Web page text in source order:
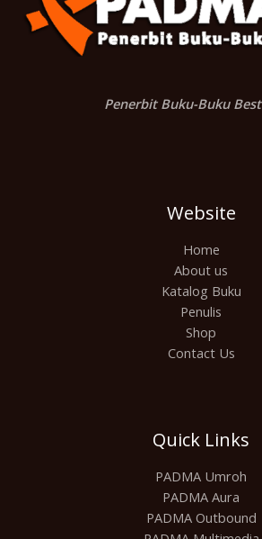
Penerbit Buku-Buku
Website
Home
About us
Katalog Buku
Penulis
Shop
Contact Us
Quick Links
PADMA Umroh
PADMA Aura
PADMA Outbound